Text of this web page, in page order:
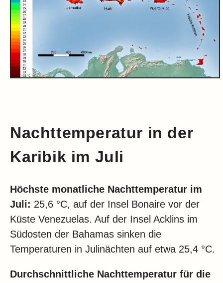
Nachttemperatur in der
Karibik im Juli
Höchste monatliche Nachttemperatur im
Juli: 25,6 °C, auf der Insel Bonaire vor der
Küste Venezuelas. Auf der Insel Acklins im
Südosten der Bahamas sinken die
Temperaturen in Julinächten auf etwa 25,4 °C.
Durchschnittliche Nachttemperatur für die